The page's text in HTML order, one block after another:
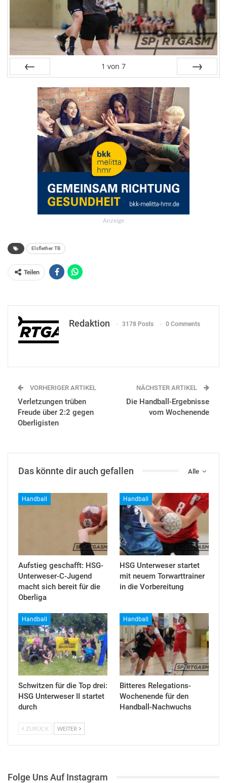
1 von 7
Anzeige
Elsflether TB
Teilen
Redaktion 3178 Posts 0 Comments
VORHERIGER ARTIKEL
Verletzungen trüben
Freude über 2:2 gegen
Oberligisten
NÄCHSTER ARTIKEL
Die Handball-Ergebnisse
vom Wochenende
Alle
Das könnte dir auch gefallen
Handball
Aufstieg geschafft: HSG-
Unterweser-C-Jugend
macht sich bereit für die
Oberliga
Handball
HSG Unterweser startet
mit neuem Torwarttrainer
in die Vorbereitung
Handball
Schwitzen für die Top drei:
HSG Unterweser II startet
durch
Handball
Bitteres Relegations-
Wochenende für den
Handball-Nachwuchs
ZURÜCK WEITER
Folge Uns Auf Instagram